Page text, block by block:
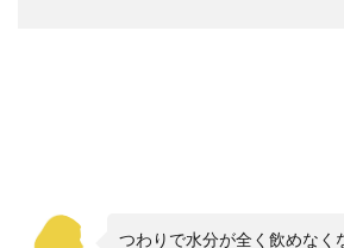
つわりで水分が全く飲めなく